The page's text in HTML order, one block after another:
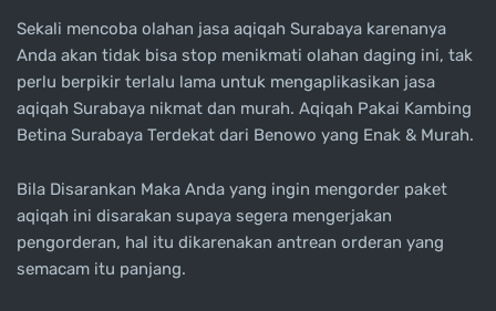
Sekali mencoba olahan jasa aqiqah Surabaya karenanya
Anda akan tidak bisa stop menikmati olahan daging ini, tak
perlu berpikir terlalu lama untuk mengaplikasikan jasa
aqiqah Surabaya nikmat dan murah. Aqiqah Pakai Kambing
Betina Surabaya Terdekat dari Benowo yang Enak & Murah.
Bila Disarankan Maka Anda yang ingin mengorder paket
aqiqah ini disarakan supaya segera mengerjakan
pengorderan, hal itu dikarenakan antrean orderan yang
semacam itu panjang.